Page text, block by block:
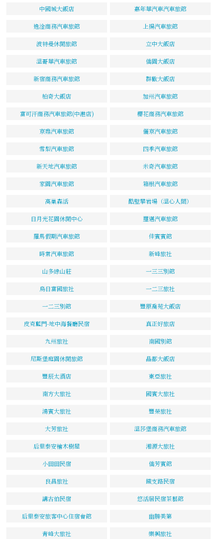
中國城大飯店 嘉年華汽車汽車旅館
逸淦商務汽車旅館 上揚汽車旅館
波特曼休閒旅館 立中大飯店
溫哥華汽車旅館 僑園大飯店
新宿商務汽車旅館 群歡大飯店
柏奇大飯店 加州汽車旅館
富可汗商務汽車旅館(中港店) 櫻花商務汽車旅館
京鼎汽車旅館 儷京汽車旅館
雪梨汽車旅館 四季汽車旅館
新天地汽車旅館 米奇汽車旅館
家園汽車旅館 箱根汽車旅館
高巢森活 酷壁攀岩場（溫心人間）
日月光花園休閒中心 璽邁汽車旅館
羅馬假期汽車旅館 佳賓賓館
時常汽車旅館 新峰旅社
山多綠山莊 一三三別館
烏日富國旅社 一二三旅社
一二三別館 豐原喬苑大飯店
皮克藍門-地中海餐廳民宿 真正好旅店
九州旅社 南國別館
尼斯堡庭園休閒旅館 晶都大飯店
豐辰太酒店 東亞旅社
南方大旅社 國賓大旅社
鴻賓大旅社 豐榮旅社
大芳旅社 溫莎堡商務汽車旅館
后里泰安檜木樹屋 湘源大旅社
小田田民宿 僑芳賓館
良昌旅社 鐵支路民宿
講古伯民宿 悠活居民宿茶藝館
后里泰安旅客中心住宿會館 幽勝美第
青峰大旅社 樂興旅社